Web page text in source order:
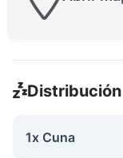
1x Cuna